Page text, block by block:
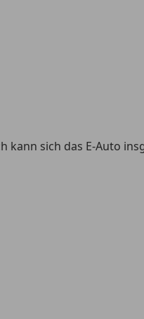
kann sich das E-Auto